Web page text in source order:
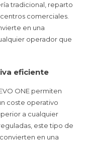
tradicional, reparto
comerciales.
en una
operador que
eficiente
ONE permiten
coste operativo
a cualquier
este tipo de
en una